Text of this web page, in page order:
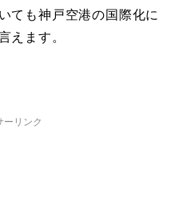
ても神戸空港の国際化に
えます。
ーリンク